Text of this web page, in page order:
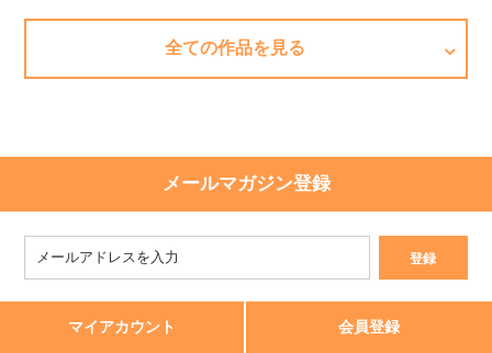
全ての作品を見る
メールマガジン登録
マイアカウント 会員登録